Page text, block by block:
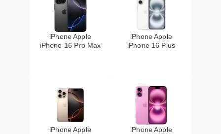
iPhone Apple
iPhone 16 Pro Max
iPhone Apple
iPhone 16 Plus
iPhone Apple
iPhone Apple